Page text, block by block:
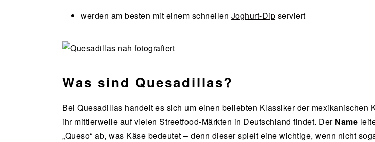
werden am besten mit einem schnellen Joghurt-Dip serviert
Was sind Quesadillas?
Bei Quesadillas handelt es sich um einen beliebten Klassiker der mexikanischen
ihr mittlerweile auf vielen Streetfood-Märkten in Deutschland findet. Der Name
„Queso“ ab, was Käse bedeutet – denn dieser spielt eine wichtige, wenn nicht